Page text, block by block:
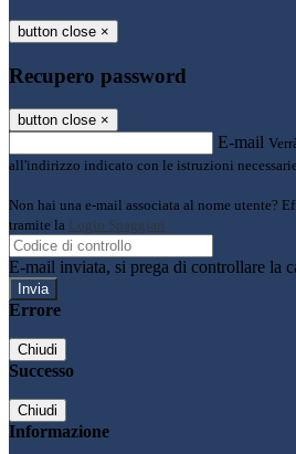
button close ×
Recupero password
button close ×
E-mail
all'indirizzo indicato con le istruzioni
Non hai una e-mail associata al nome utente?
tramite la Login Spaggiari
E-mail inviata, si prega di controllare la
Errore
Chiudi
Successo
Chiudi
Informazione